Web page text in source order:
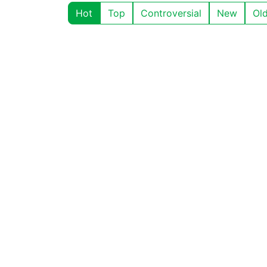
Hot Top Controversial New Old